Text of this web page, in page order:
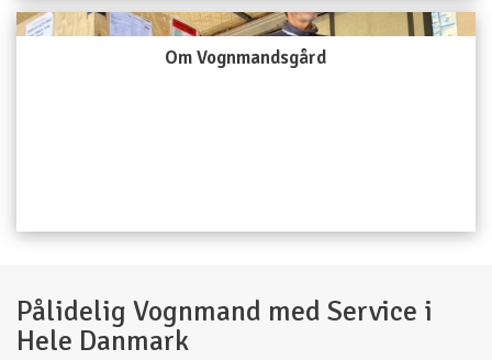
Om Vognmandsgård
Pålidelig Vognmand med Service i
Hele Danmark​